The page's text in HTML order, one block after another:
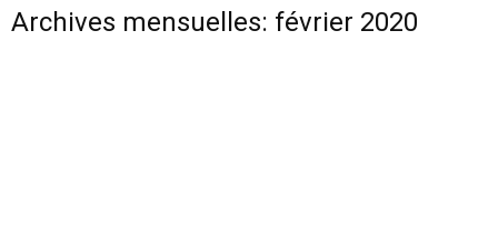
Archives mensuelles: février 2020